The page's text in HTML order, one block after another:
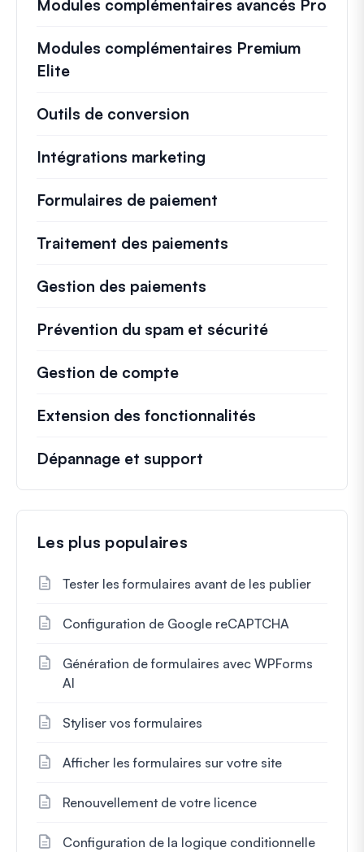
Modules complémentaires avancés Pro
Modules complémentaires Premium
Elite
Outils de conversion
Intégrations marketing
Formulaires de paiement
Traitement des paiements
Gestion des paiements
Prévention du spam et sécurité
Gestion de compte
Extension des fonctionnalités
Dépannage et support
Les plus populaires
Tester les formulaires avant de les publier
Configuration de Google reCAPTCHA
Génération de formulaires avec WPForms
AI
Styliser vos formulaires
Afficher les formulaires sur votre site
Renouvellement de votre licence
Configuration de la logique conditionnelle